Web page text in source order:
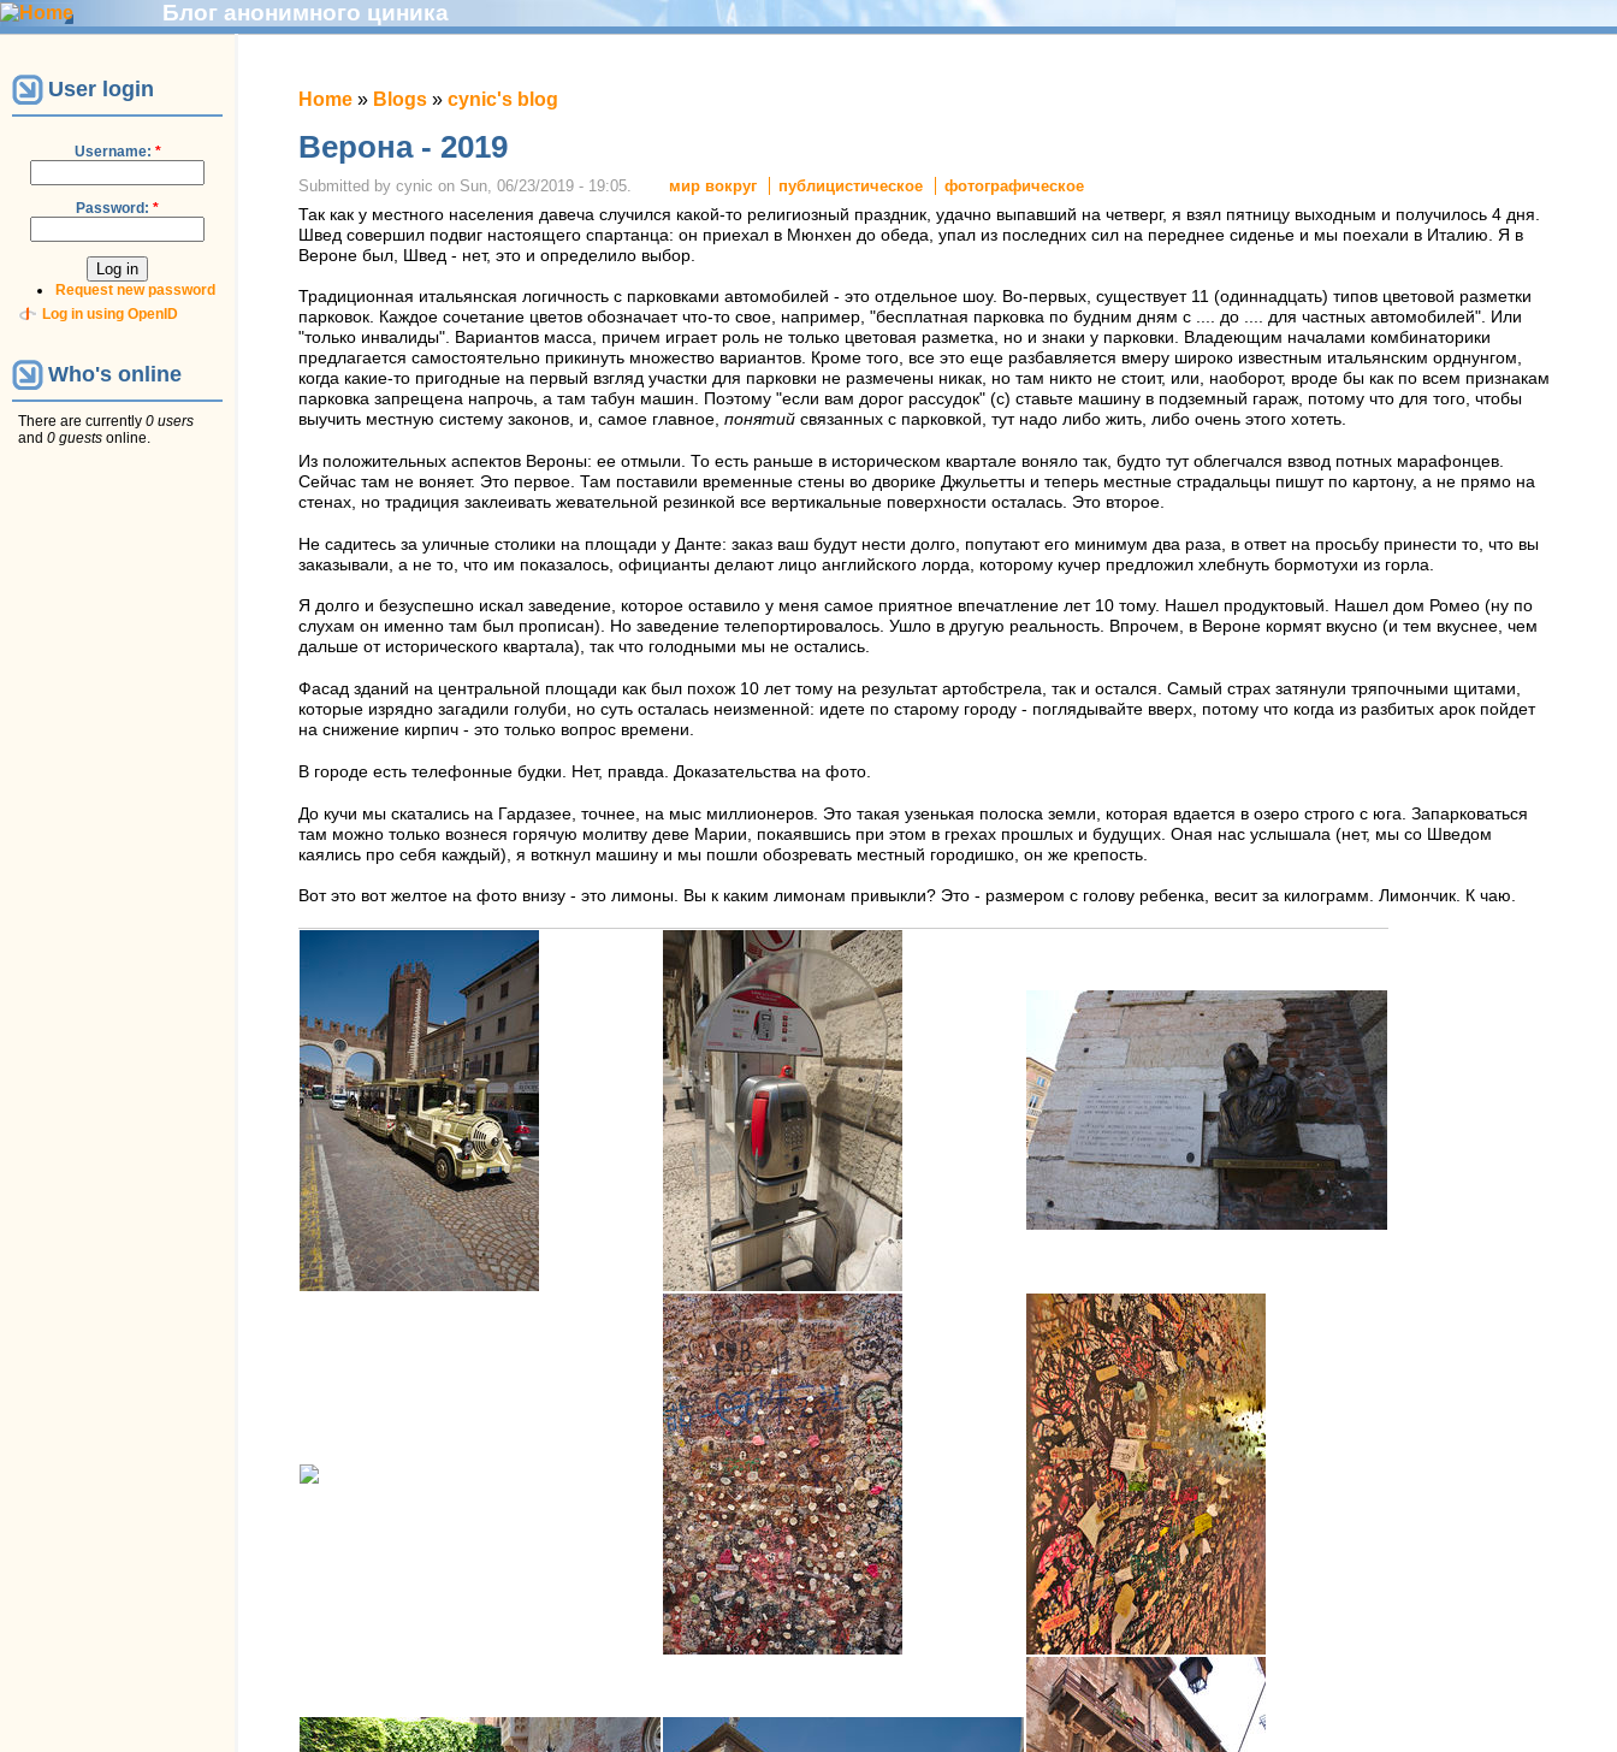
Блог анонимного циника
User login
Username: *
Password: *
Request new password
Log in using OpenID
Who's online
There are currently 0 users
and 0 guests online.
Home » Blogs » cynic's blog
Верона - 2019
Submitted by cynic on Sun, 06/23/2019 - 19:05. мир вокруг публицистическое
фотографическое
Так как у местного населения давеча случился какой-то религиозный праздник, удачно выпавший на четверг, я взял пятницу выходным и получилось 4 дня.
Швед совершил подвиг настоящего спартанца: он приехал в Мюнхен до обеда, упал из последних сил на переднее сиденье и мы поехали в Италию. Я в
Вероне был, Швед - нет, это и определило выбор.
Традиционная итальянская логичность с парковками автомобилей - это отдельное шоу. Во-первых, существует 11 (одиннадцать) типов цветовой разметки
парковок. Каждое сочетание цветов обозначает что-то свое, например, "бесплатная парковка по будним дням с .... до .... для частных автомобилей". Или
"только инвалиды". Вариантов масса, причем играет роль не только цветовая разметка, но и знаки у парковки. Владеющим началами комбинаторики
предлагается самостоятельно прикинуть множество вариантов. Кроме того, все это еще разбавляется вмеру широко известным итальянским орднунгом,
когда какие-то пригодные на первый взгляд участки для парковки не размечены никак, но там никто не стоит, или, наоборот, вроде бы как по всем признакам
парковка запрещена напрочь, а там табун машин. Поэтому "если вам дорог рассудок" (с) ставьте машину в подземный гараж, потому что для того, чтобы
выучить местную систему законов, и, самое главное, понятий связанных с парковкой, тут надо либо жить, либо очень этого хотеть.
Из положительных аспектов Вероны: ее отмыли. То есть раньше в историческом квартале воняло так, будто тут облегчался взвод потных марафонцев.
Сейчас там не воняет. Это первое. Там поставили временные стены во дворике Джульетты и теперь местные страдальцы пишут по картону, а не прямо на
стенах, но традиция заклеивать жевательной резинкой все вертикальные поверхности осталась. Это второе.
Не садитесь за уличные столики на площади у Данте: заказ ваш будут нести долго, попутают его минимум два раза, в ответ на просьбу принести то, что вы
заказывали, а не то, что им показалось, официанты делают лицо английского лорда, которому кучер предложил хлебнуть бормотухи из горла.
Я долго и безуспешно искал заведение, которое оставило у меня самое приятное впечатление лет 10 тому. Нашел продуктовый. Нашел дом Ромео (ну по
слухам он именно там был прописан). Но заведение телепортировалось. Ушло в другую реальность. Впрочем, в Вероне кормят вкусно (и тем вкуснее, чем
дальше от исторического квартала), так что голодными мы не остались.
Фасад зданий на центральной площади как был похож 10 лет тому на результат артобстрела, так и остался. Самый страх затянули тряпочными щитами,
которые изрядно загадили голуби, но суть осталась неизменной: идете по старому городу - поглядывайте вверх, потому что когда из разбитых арок пойдет
на снижение кирпич - это только вопрос времени.
В городе есть телефонные будки. Нет, правда. Доказательства на фото.
До кучи мы скатались на Гардазее, точнее, на мыс миллионеров. Это такая узенькая полоска земли, которая вдается в озеро строго с юга. Запарковаться
там можно только вознеся горячую молитву деве Марии, покаявшись при этом в грехах прошлых и будущих. Оная нас услышала (нет, мы со Шведом
каялись про себя каждый), я воткнул машину и мы пошли обозревать местный городишко, он же крепость.
Вот это вот желтое на фото внизу - это лимоны. Вы к каким лимонам привыкли? Это - размером с голову ребенка, весит за килограмм. Лимончик. К чаю.